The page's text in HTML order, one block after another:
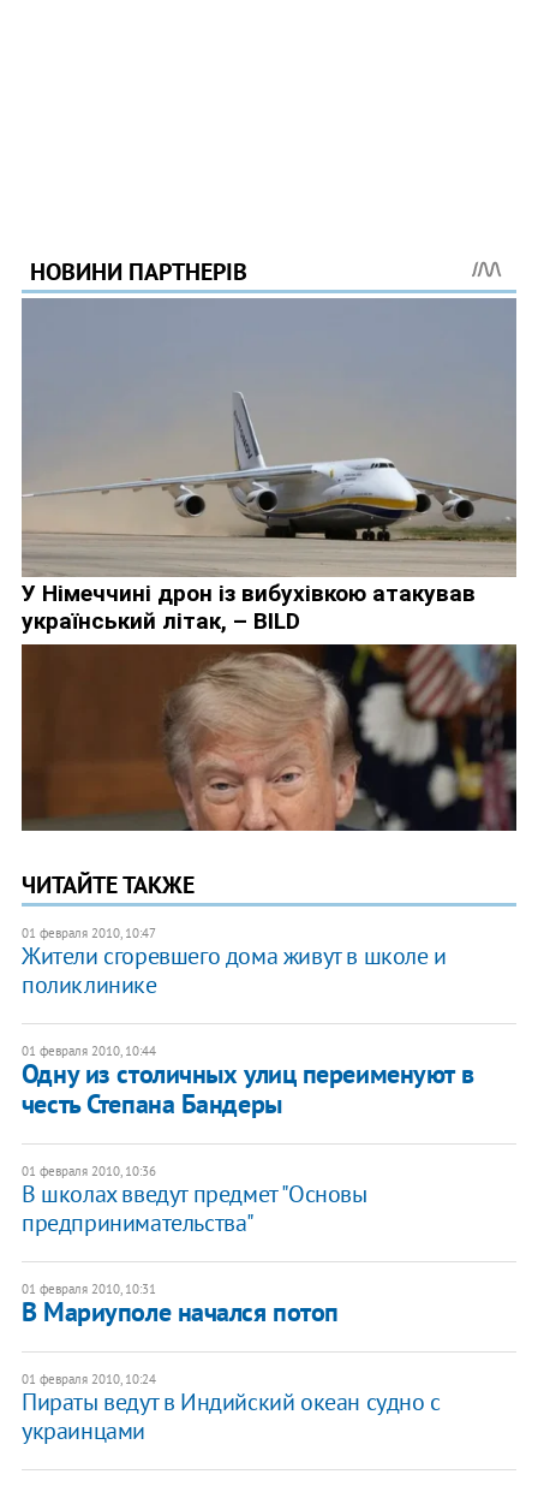
ЧИТАЙТЕ ТАКЖЕ
01 февраля 2010, 10:47
Жители сгоревшего дома живут в школе и
поликлинике
01 февраля 2010, 10:44
Одну из столичных улиц переименуют в
честь Степана Бандеры
01 февраля 2010, 10:36
В школах введут предмет "Основы
предпринимательства"
01 февраля 2010, 10:31
В Мариуполе начался потоп
01 февраля 2010, 10:24
Пираты ведут в Индийский океан судно с
украинцами